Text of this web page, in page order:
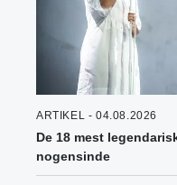
ARTIKEL - 04.08.2026
De 18 mest
nogensinde